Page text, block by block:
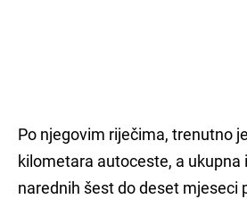
Po njegovim riječima, trenutno
kilometara autoceste, a
narednih šest do deset mjeseci